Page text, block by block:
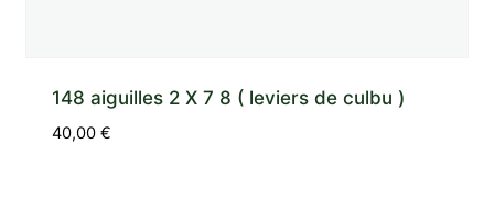
148 aiguilles 2 X 7 8 ( leviers de culbu )
40,00€